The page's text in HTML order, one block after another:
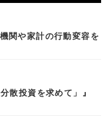
関や家計の行動変容を
散投資を求めて」』